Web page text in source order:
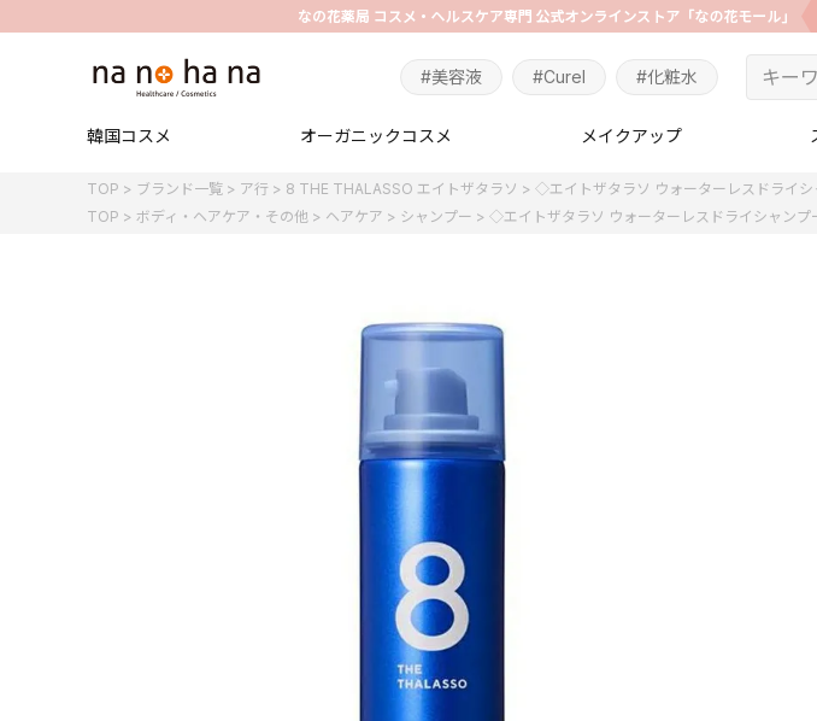
#化粧水
#Curel
#美容液
韓国コスメ オーガニックコスメ メイクアップ
TOP ブランド一覧 ア行 8 THE THALASSO エイトザタラソ
◇エイトザタラソ ウォーターレスドライ
TOP
ボディ・ヘアケア・その他 ヘアケア シャンプー ◇エイトザタラソ ウォーターレスドライシャンプ